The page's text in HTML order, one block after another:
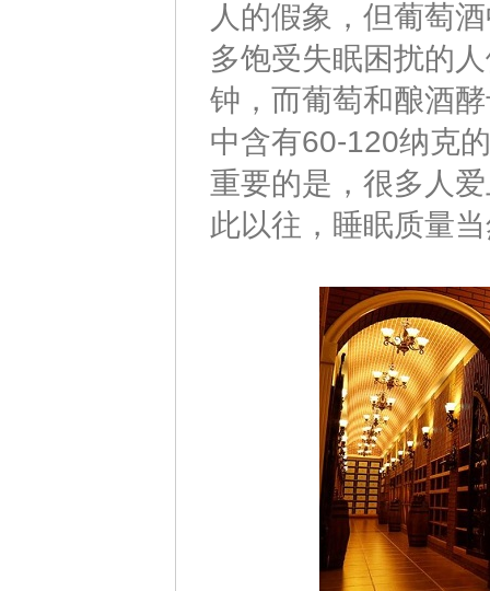
人的假象，但葡萄
多饱受失眠困扰的
钟，而葡萄和酿酒
中含有60-120纳克
重要的是，很多人
此以往，睡眠质量